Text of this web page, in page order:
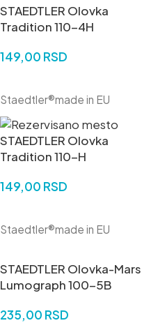
STAEDTLER Olovka
Tradition 110-4H
149,00 RSD
Staedtler®made in EU
STAEDTLER Olovka
Tradition 110-H
149,00 RSD
Staedtler®made in EU
STAEDTLER Olovka-Mars
Lumograph 100-5B
235,00 RSD